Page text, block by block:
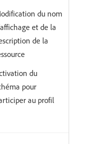
du nom
et de la
de la
du
pour
au profil